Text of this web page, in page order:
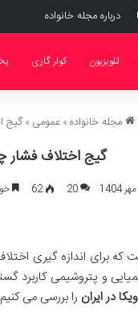
درباره مجله خانواده
تلویزیون کولر گازی
مجله خانواده» عمومی » گیج
گیج اختلاف فشار
20
62
که برای اندازه گیری
در ایران را بررسی می